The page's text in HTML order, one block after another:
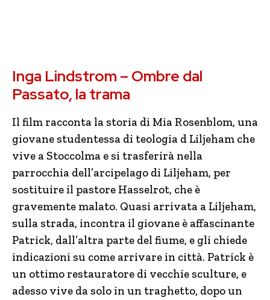
Inga Lindstrom – Ombre dal
Passato, la trama
Il film racconta la storia di Mia Rosenblom, una
giovane studentessa di teologia d Liljeham che
vive a Stoccolma e si trasferirà nella
parrocchia dell’arcipelago di Liljeham, per
sostituire il pastore Hasselrot, che è
gravemente malato. Quasi arrivata a Liljeham,
sulla strada, incontra il giovane è affascinante
Patrick, dall’altra parte del fiume, e gli chiede
indicazioni su come arrivare in città. Patrick è
un ottimo restauratore di vecchie sculture, e
adesso vive da solo in un traghetto, dopo un